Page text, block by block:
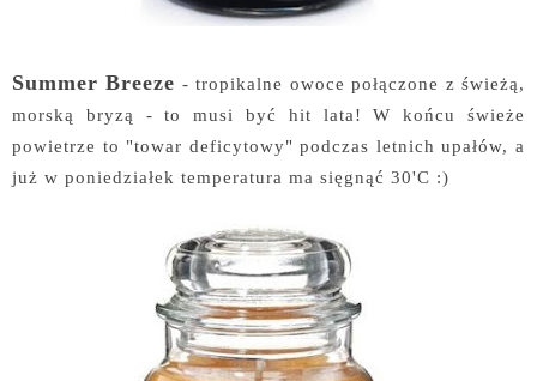
Summer Breeze - tropikalne owoce połączone z świeżą,
morską bryzą - to musi być hit lata! W końcu świeże
powietrze to "towar deficytowy" podczas letnich upałów, a
już w poniedziałek temperatura ma sięgnąć 30'C :)